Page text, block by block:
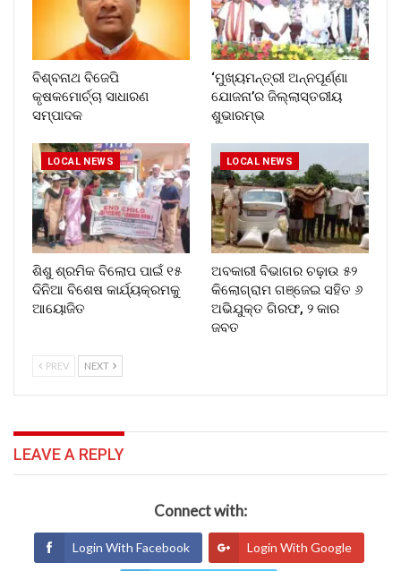
ବିଶ୍ବନାଥ ବିଜେପି
କୃଷକମୋର୍ଚ୍ଚା ସାଧାରଣ
ସମ୍ପାଦକ
‘ମୁଖ୍ୟମନ୍ତ୍ରୀ ଅନ୍ନପୂର୍ଣ୍ଣା
ଯୋଜନା’ର ଜିଲ୍ଲାସ୍ତରୀୟ
ଶୁଭାରମ୍ଭ
LOCAL NEWS
ଶିଶୁ ଶ୍ରମିକ ବିଲୋପ ପାଇଁ ୧୫
ଦିନିଆ ବିଶେଷ କାର୍ଯ୍ୟକ୍ରମକୁ
ଆୟୋଜିତ
LOCAL NEWS
ଅବକାରୀ ବିଭାଗର ଚଢ଼ାଉ ୫୨
କିଲୋଗ୍ରାମ ଗଞ୍ଜେଇ ସହିତ ୬
ଅଭିଯୁକ୍ତ ଗିରଫ, ୨ କାର
ଜବତ
PREV NEXT
LEAVE A REPLY
Connect with:
Login With Facebook Login With Google